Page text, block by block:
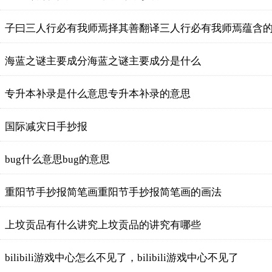
子曰三人行必有我师焉择其善翻译三人行必有我师焉蕴含
海蓝之谜主要成分海蓝之谜主要成分是什么
专升本补录是什么意思专升本补录的意思
国际减灾日手抄报
bug什么意思bug的意思
重阳节手抄报简笔画重阳节手抄报简笔画的画法
上坟贡品有什么讲究上坟贡品的讲究有哪些
bilibili游戏中心怎么不见了，bilibili游戏中心不见了